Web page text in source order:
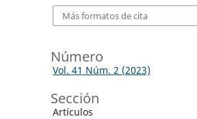
Más formatos de cita
Número
Vol. 41 Núm. 2 (2023)
Sección
Artículos